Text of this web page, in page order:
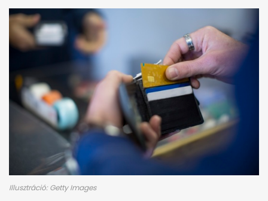
Illusztráció: Getty Images